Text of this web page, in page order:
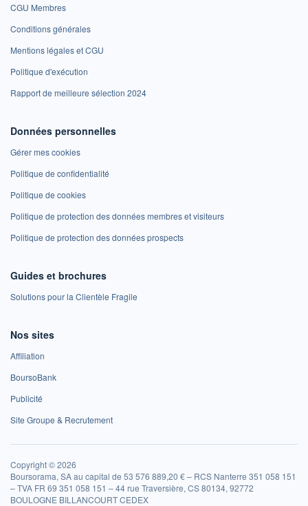
CGU Membres
Conditions générales
Mentions légales et CGU
Politique d'exécution
Rapport de meilleure sélection 2024
Données personnelles
Gérer mes cookies
Politique de confidentialité
Politique de cookies
Politique de protection des données membres et visiteurs
Politique de protection des données prospects
Guides et brochures
Solutions pour la Clientèle Fragile
Nos sites
Affiliation
BoursoBank
Publicité
Site Groupe & Recrutement
Copyright © 2026
Boursorama, SA au capital de 53 576 889,20 € – RCS Nanterre 351 058 151
– TVA FR 69 351 058 151 – 44 rue Traversière, CS 80134, 92772
BOULOGNE BILLANCOURT CEDEX